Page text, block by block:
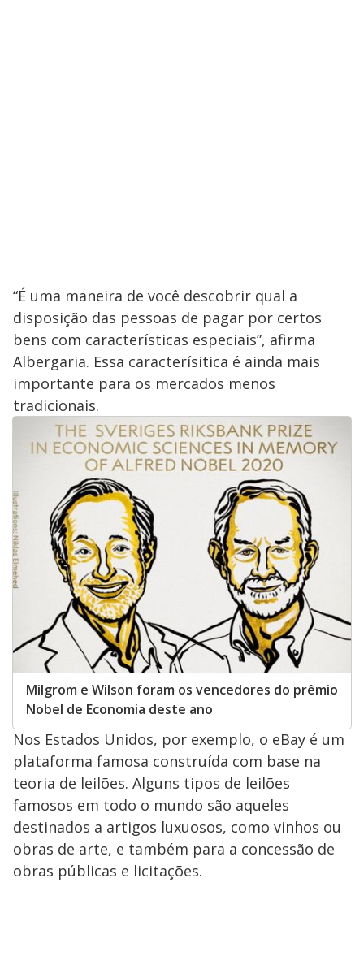
“É uma maneira de você descobrir qual a
disposição das pessoas de pagar por certos
bens com características especiais”, afirma
Albergaria. Essa caracterísitica é ainda mais
importante para os mercados menos
tradicionais.
Milgrom e Wilson foram os vencedores do prêmio
Nobel de Economia deste ano
Nos Estados Unidos, por exemplo, o eBay é um
plataforma famosa construída com base na
teoria de leilões. Alguns tipos de leilões
famosos em todo o mundo são aqueles
destinados a artigos luxuosos, como vinhos ou
obras de arte, e também para a concessão de
obras públicas e licitações.